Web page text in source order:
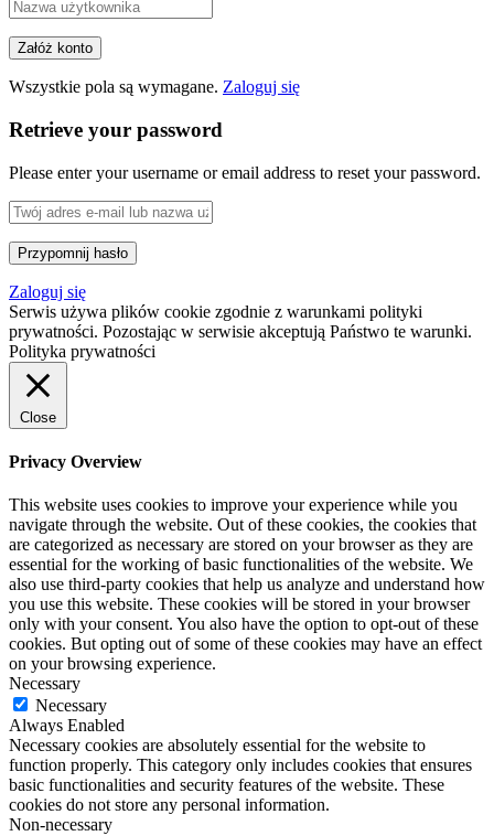
Wszystkie pola są wymagane. Zaloguj się
Retrieve your password
Please enter your username or email address to reset your password.
Zaloguj się
Serwis używa plików cookie zgodnie z warunkami polityki
prywatności. Pozostając w serwisie akceptują Państwo te warunki.
Polityka prywatności
Close
Privacy Overview
This website uses cookies to improve your experience while you
navigate through the website. Out of these cookies, the cookies that
are categorized as necessary are stored on your browser as they are
essential for the working of basic functionalities of the website. We
also use third-party cookies that help us analyze and understand how
you use this website. These cookies will be stored in your browser
only with your consent. You also have the option to opt-out of these
cookies. But opting out of some of these cookies may have an effect
on your browsing experience.
Necessary
Necessary
Always Enabled
Necessary cookies are absolutely essential for the website to
function properly. This category only includes cookies that ensures
basic functionalities and security features of the website. These
cookies do not store any personal information.
Non-necessary